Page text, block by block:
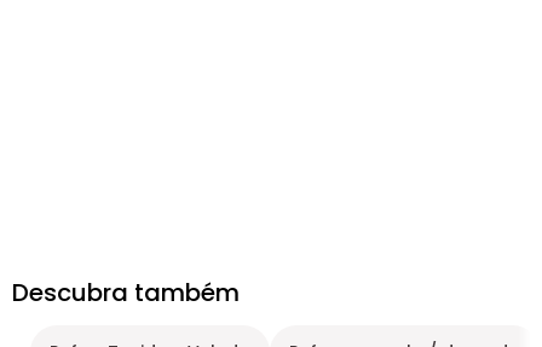
Descubra também